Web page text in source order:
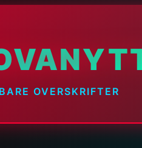
BARE OVERSKRIFTER